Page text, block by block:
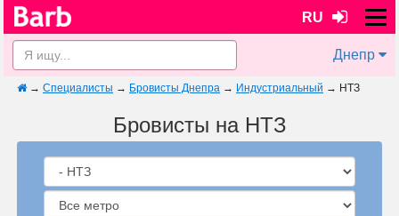
RU
Днепр
→ Специалисты → Бровисты Днепра → Индустриальный → НТЗ
Бровисты на НТЗ